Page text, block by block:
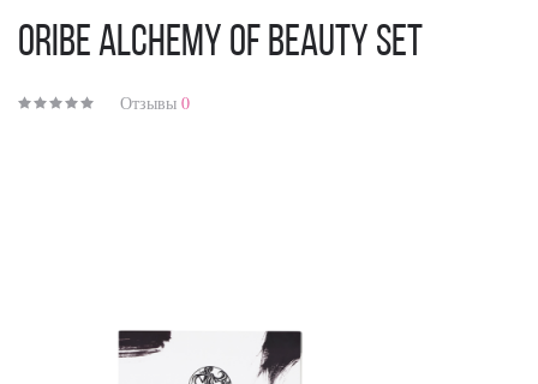
Oribe Alchemy of Beauty Set
Отзывы 0